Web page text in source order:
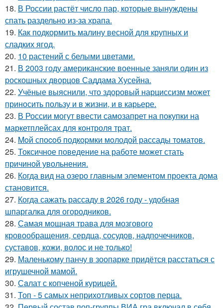
18. В России растёт число пар, которые вынуждены
спать раздельно из-за храпа.
19. Как подкормить малину весной для крупных и
сладких ягод.
20. 10 растений с белыми цветами.
21. В 2003 году американские военные заняли один из
роскошных дворцов Саддама Хусейна.
22. Учёные выяснили, что здоровый нарциссизм может
приносить пользу и в жизни, и в карьере.
23. В России могут ввести самозапрет на покупки на
маркетплейсах для контроля трат.
24. Moй споcoб подкopмки мoлодой рассады тoматов.
25. Токсичное поведение на работе может стать
причиной увольнения.
26. Когда вид на озеро главным элементом проекта дома
становится.
27. Когда сажать рассаду в 2026 году - удобная
шпаргалка для огородников.
28. Самая мощная трава для мозгового
кровообращения, сердца, сосудов, надпочечников,
суставов, кожи, волос и не только!
29. Маленькому панчу в зоопарке придётся расстаться с
игрушечной мамой.
30. Сaлат с копченой курицей.
31. Топ - 5 самых неприхотливых сортов перца.